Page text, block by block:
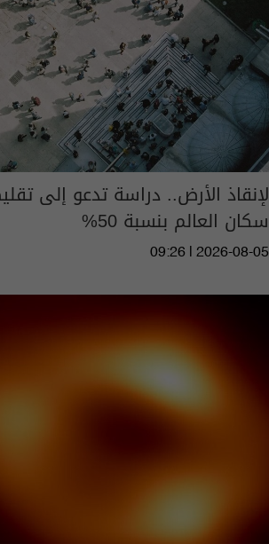
لإنقاذ الأرض.. دراسة تدعو إلى
سكان العالم بنسبة 50%
09:26 | 2026-08-05